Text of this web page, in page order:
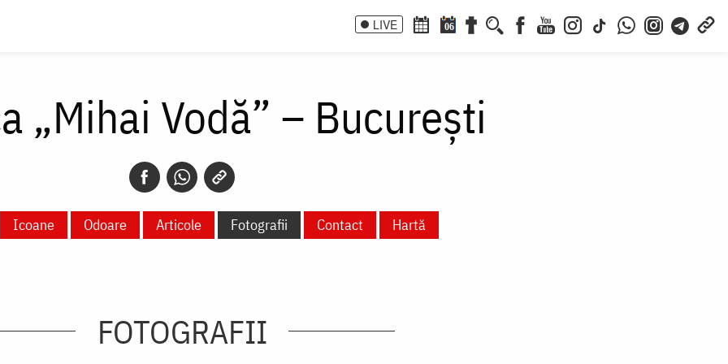
LIVE 06
„Mihai Vodă” – București
Icoane Odoare Articole Fotografii Contact Hartă
FOTOGRAFII